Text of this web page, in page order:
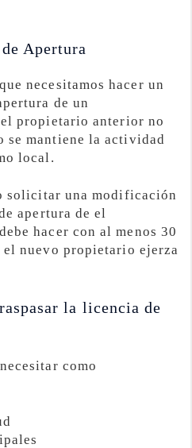
Apertura
necesitamos hacer un
de un
propietario anterior no
se mantiene la actividad
local.
solicitar una modificación
apertura de el
hacer con al menos 30
el nuevo propietario ejerza
la licencia de
como